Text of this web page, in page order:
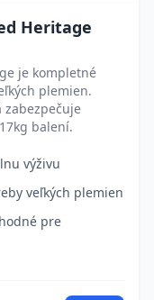
Heritage
je kompletné
plemien.
balení.
výživu
veľkých plemien
pre